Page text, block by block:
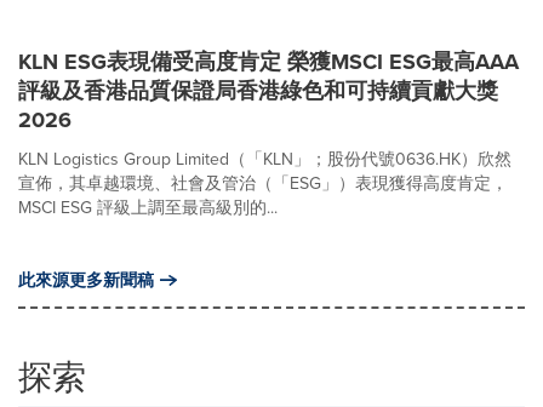
KLN ESG表現備受高度肯定 榮獲MSCI ESG最高AAA
評級及香港品質保證局香港綠色和可持續貢獻大獎
2026
KLN Logistics Group Limited（「KLN」；股份代號0636.HK）欣然
宣佈，其卓越環境、社會及管治（「ESG」）表現獲得高度肯定，
MSCI ESG 評級上調至最高級別的...
此來源更多新聞稿
探索